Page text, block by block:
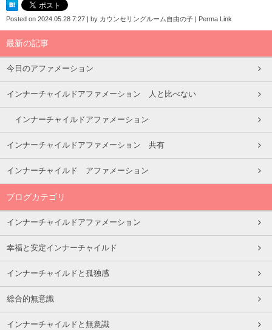
Posted on 2024.05.28 7:27 | by カウンセリングルーム自由の子 | Perma Link
最新の記事
今日のアファメーション
インナーチャイルドアファメーション 人と比べない
インナーチャイルドアファメーション
インナーチャイルドアファメーション 共有
インナーチャイルド アファメーション
ブログカテゴリ
インナーチャイルドアファメーション
幸福と安定インナーチャイルド
インナーチャイルドと孤独感
総合的無意識
インナーチャイルドと無意識